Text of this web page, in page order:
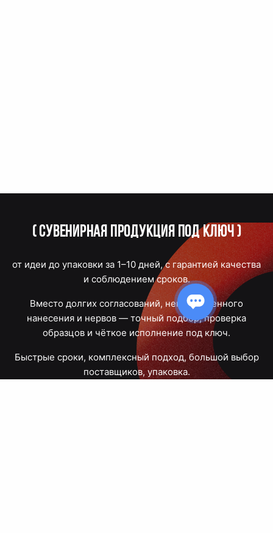
(Сувенирная продукция под ключ)
от идеи до упаковки за 1–10 дней, с гарантией качества
и соблюдением сроков.
Вместо долгих согласований, некачественного
нанесения и нервов — точный подбор, проверка
образцов и чёткое исполнение под ключ.
Быстрые сроки, комплексный подход, большой выбор
поставщиков, упаковка.